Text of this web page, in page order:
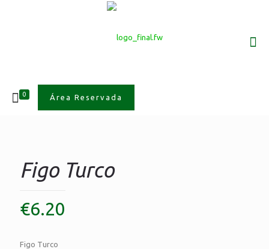
0 Área Reservada
Figo Turco
€6.20
Figo Turco